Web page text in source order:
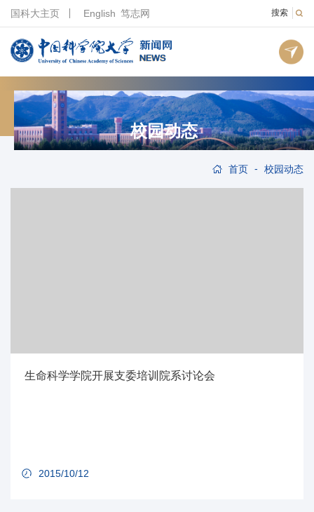
搜索
国科大主页 English 笃志网
校园动态
首页 - 校园动态
生命科学学院开展支委培训院系讨论会
2015/10/12